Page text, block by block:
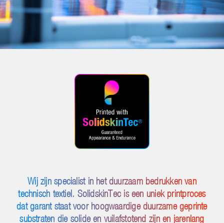
Wij zijn specialist in het duurzaam bedrukken van
technisch textiel. SolidskinTec is een uniek printproces
dat garant staat voor hoogwaardige duurzame geprinte
substraten die solide en vuilafstotend zijn en jarenlang